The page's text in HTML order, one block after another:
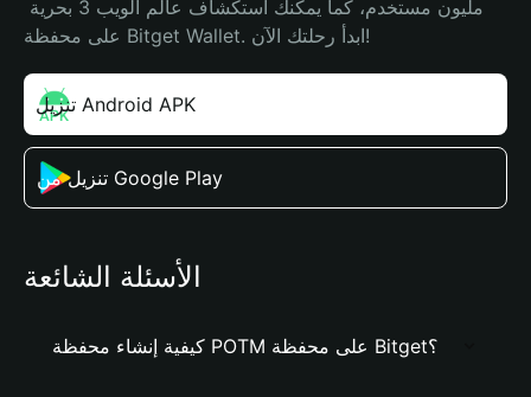
على محفظة Bitget Wallet. ابدأ رحلتك الآن!
تنزيل Android APK
تنزيل من Google Play
الأسئلة الشائعة
كيفية إنشاء محفظة POTM على محفظة Bitget؟